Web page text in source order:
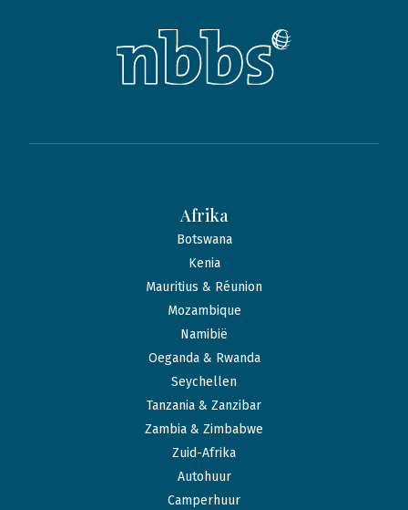
Afrika
Botswana
Kenia
Mauritius & Réunion
Mozambique
Namibië
Oeganda & Rwanda
Seychellen
Tanzania & Zanzibar
Zambia & Zimbabwe
Zuid-Afrika
Autohuur
Camperhuur